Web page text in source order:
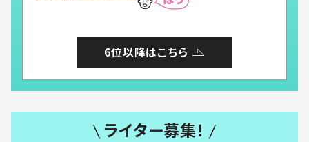
6位以降はこちら
ライター募集！